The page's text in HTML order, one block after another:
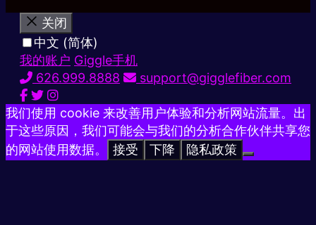
关闭
中文 (简体)
我的账户 Giggle手机
626.999.8888
support@gigglefiber.com
我们使用 cookie 来改善用户体验和分析网站流量。出
于这些原因，我们可能会与我们的分析合作伙伴共享您
的网站使用数据。
接受 下降 隐私政策